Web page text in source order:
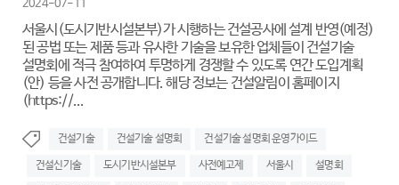
2024-07-11
서울시(도시기반시설본부)가 시행하는 건설공사에 설계 반영(예정)
된 공법 또는 제품 등과 유사한 기술을 보유한 업체들이 건설기술
설명회에 적극 참여하여 투명하게 경쟁할 수 있도록 연간 도입계획
(안) 등을 사전 공개합니다. 해당 정보는 건설알림이 홈페이지
(https://...
건설기술 건설기술 설명회 건설기술 설명회 운영가이드
건설신기술 도시기반시설본부 사전예고제 서울시 설명회